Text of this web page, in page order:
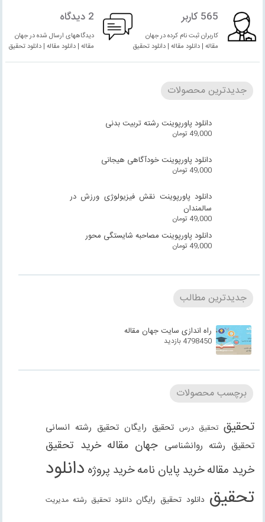
565 کاربر
کاربران ثبت نام کرده در جهان
مقاله | دانلود مقاله | دانلود تحقیق
2 دیدگاه
دیدگاههای ارسال شده در جهان
مقاله | دانلود مقاله | دانلود تحقیق
جدیدترین محصولات
دانلود پاورپوینت رشته تربیت بدنی
49,000 تومان
دانلود پاورپوینت خودآگاهی هیجانی
49,000 تومان
دانلود پاورپوینت نقش فیزیولوژی ورزش در
سالمندان
49,000 تومان
دانلود پاورپوینت مصاحبه شایستگی محور
49,000 تومان
جدیدترین مطالب
راه اندازی سایت جهان مقاله
4798450 بازدید
برچسب محصولات
تحقیق تحقیق درس تحقیق رایگان تحقیق رشته انسانی
تحقیق رشته روانشناسی جهان مقاله خرید تحقیق
خرید مقالهخرید پایان نامهخرید پروژه دانلود
تحقیق دانلود تحقیق رایگان دانلود تحقیق رشته مدیریت